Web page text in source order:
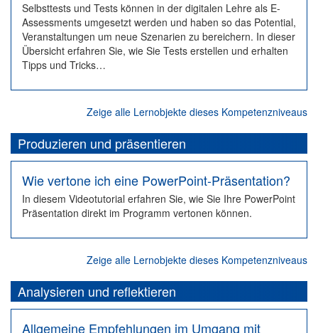
Selbsttests und Tests können in der digitalen Lehre als E-
Assessments umgesetzt werden und haben so das Potential,
Veranstaltungen um neue Szenarien zu bereichern. In dieser
Übersicht erfahren Sie, wie Sie Tests erstellen und erhalten
Tipps und Tricks…
Zeige alle Lernobjekte dieses Kompetenzniveaus
Produzieren und präsentieren
Wie vertone ich eine PowerPoint-Präsentation?
In diesem Videotutorial erfahren Sie, wie Sie Ihre PowerPoint
Präsentation direkt im Programm vertonen können.
Zeige alle Lernobjekte dieses Kompetenzniveaus
Analysieren und reflektieren
Allgemeine Empfehlungen im Umgang mit